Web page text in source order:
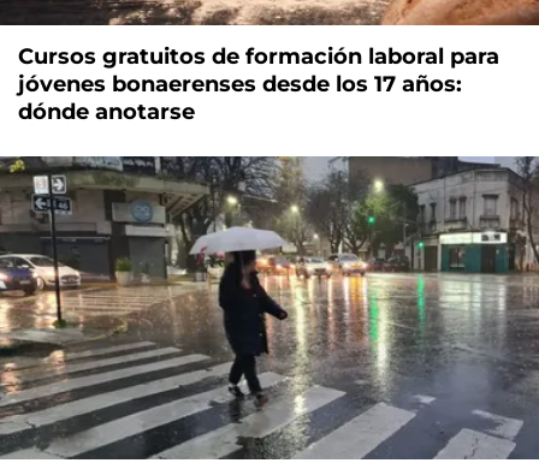
Cursos gratuitos de formación laboral para
jóvenes bonaerenses desde los 17 años:
dónde anotarse